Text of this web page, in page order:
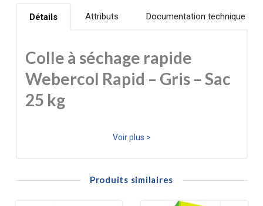
Détails Attributs Documentation technique
Colle à séchage rapide
Webercol Rapid – Gris – Sac
25 kg
La Webercol Rapid est un mortier-colle gris clair à prise
adhérence élevée, un temps ouvert court et une remise
en service accélérée, idéale pour les zones de passage,
Voir plus >
Produits similaires